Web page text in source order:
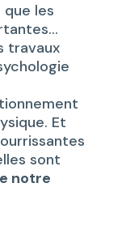
que les
travaux
Et
sont
notre